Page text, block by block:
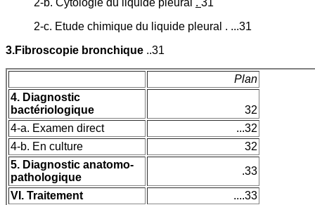
2-b. Cytologie du liquide pleural . 31
2-c. Etude chimique du liquide pleural . ...31
3.Fibroscopie bronchique ..31
Plan
4. Diagnostic
bactériologique
32
4-a. Examen direct
...32
4-b. En culture
32
5. Diagnostic anatomo-
pathologique
.33
VI. Traitement
....33